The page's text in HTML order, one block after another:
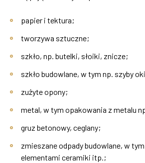
papier i tektura;
tworzywa sztuczne;
szkło, np. butelki, słoiki, znicze;
szkło budowlane, w tym np. szyby
zużyte opony;
metal, w tym opakowania z metalu
gruz betonowy, ceglany;
zmieszane odpady budowlane, w
elementami ceramiki itp.;
„Budowa i rozbudowa sieci wodociągowej i
Modernizacja łazienek w budynku
Knapy i Ślęzaki
montażem, uruchomieniem i szkoleniem w